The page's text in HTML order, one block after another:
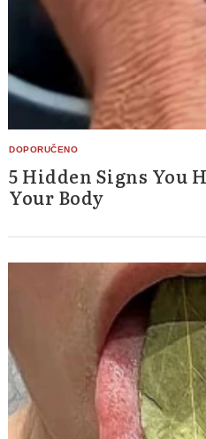
5 Hidden Signs You
Your Body
Search